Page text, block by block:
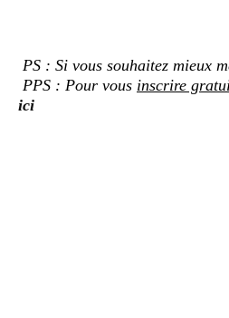
PS : Si vous souhaitez mieux
PPS : Pour vous inscrire
ici